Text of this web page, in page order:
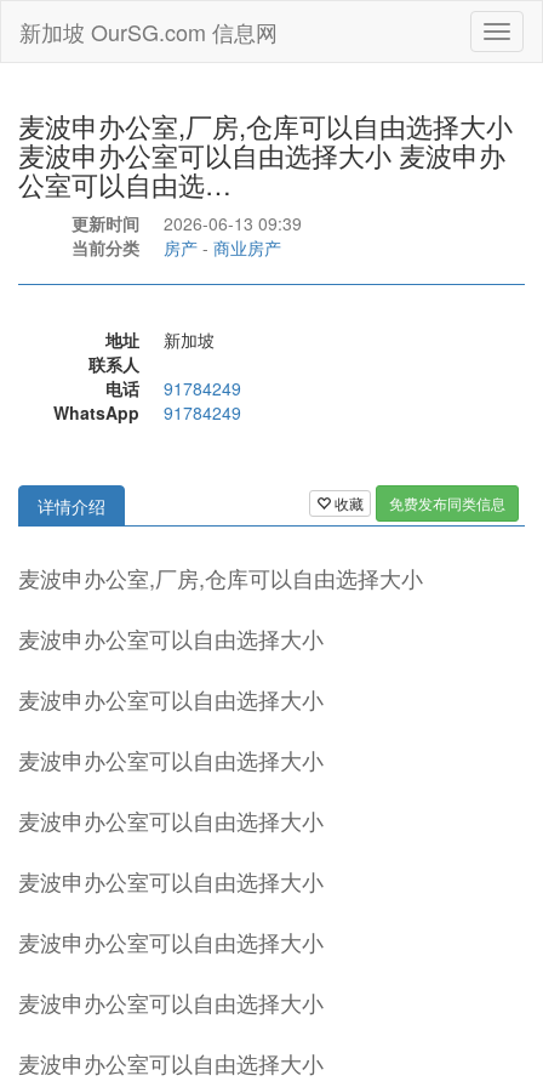
新加坡 OurSG.com 信息网
麦波申办公室,厂房,仓库可以自由选择大小
麦波申办公室可以自由选择大小 麦波申办
公室可以自由选…
更新时间
2026-06-13 09:39
当前分类
房产 - 商业房产
地址
新加坡
联系人
电话
91784249
WhatsApp
91784249
收藏 免费发布同类信息
详情介绍
麦波申办公室,厂房,仓库可以自由选择大小
麦波申办公室可以自由选择大小
麦波申办公室可以自由选择大小
麦波申办公室可以自由选择大小
麦波申办公室可以自由选择大小
麦波申办公室可以自由选择大小
麦波申办公室可以自由选择大小
麦波申办公室可以自由选择大小
麦波申办公室可以自由选择大小